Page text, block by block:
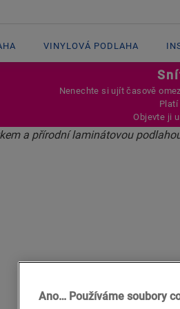
VINYLOVÁ PODLAHA
Nenechte si ujít časově
Platí
Objevte ji
Ano… Používáme soubory